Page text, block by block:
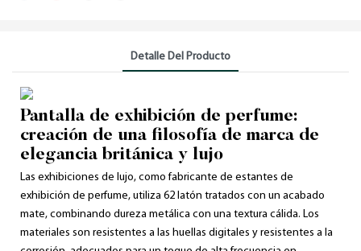
Detalle Del Producto
Pantalla de exhibición de perfume:
creación de una filosofía de marca de
elegancia británica y lujo
Las exhibiciones de lujo, como fabricante de estantes de
exhibición de perfume, utiliza 62 latón tratados con un acabado
mate, combinando dureza metálica con una textura cálida. Los
materiales son resistentes a las huellas digitales y resistentes a la